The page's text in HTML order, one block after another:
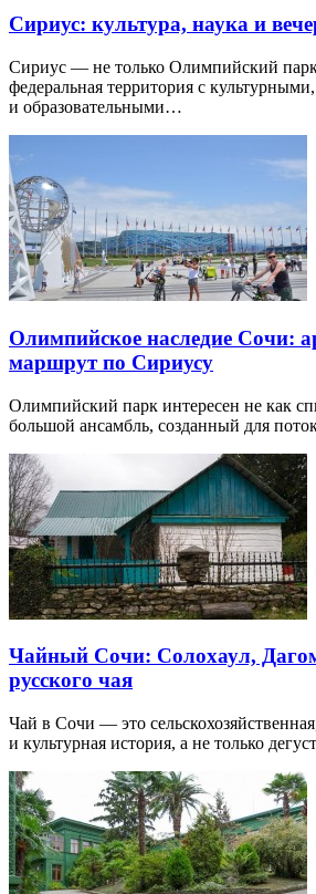
Сириус: культура, наука и
Сириус — не только Олимпийский
федеральная территория с
и образовательными…
Олимпийское наследие Сочи:
маршрут по Сириусу
Олимпийский парк интересен не как
большой ансамбль, созданный для
Чайный Сочи: Солохаул,
русского чая
Чай в Сочи — это
и культурная история, а не только